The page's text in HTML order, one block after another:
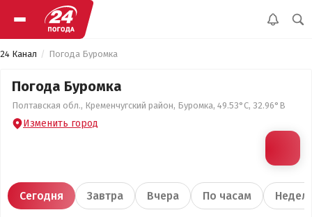
24 Канал Погода Буромка
Погода Буромка
Полтавская обл., Кременчугский район, Буромка, 49.53°С, 32.96°В
Изменить город
Сегодня Завтра Вчера По часам